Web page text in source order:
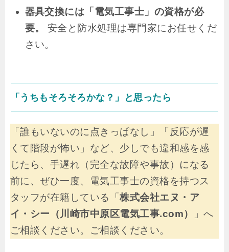
器具交換には「電気工事士」の資格が必
要。
安全と防水処理は専門家にお任せくだ
さい。
「うちもそろそろかな？」と思ったら
「誰もいないのに点きっぱなし」「反応が遅
くて階段が怖い」など、少しでも違和感を感
じたら、手遅れ（完全な故障や事故）になる
前に、ぜひ一度、電気工事士の資格を持つス
タッフが在籍している「株式会社エヌ・ア
イ・シー（川崎市中原区電気工事.com）
」へ
ご相談ください。ご相談ください。